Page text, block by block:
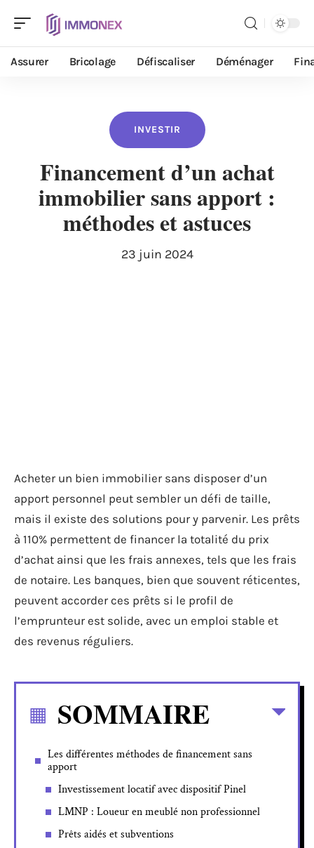
Assurer Bricolage Défiscaliser Déménager
INVESTIR
Financement d’un achat
immobilier sans apport :
méthodes et astuces
23 juin 2024
Acheter un bien immobilier sans disposer d’un
apport personnel peut sembler un défi de taille,
mais il existe des solutions pour y parvenir. Les prêts
à 110% permettent de financer la totalité du prix
d’achat ainsi que les frais annexes, tels que les frais
de notaire. Les banques, bien que souvent réticentes,
peuvent accorder ces prêts si le profil de
l’emprunteur est solide, avec un emploi stable et
des revenus réguliers.
SOMMAIRE
Les différentes méthodes de financement sans
apport
Investissement locatif avec dispositif Pinel
LMNP : Loueur en meublé non professionnel
Prêts aidés et subventions